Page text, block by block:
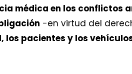
médica en los conflictos
-en virtud del
pacientes y los